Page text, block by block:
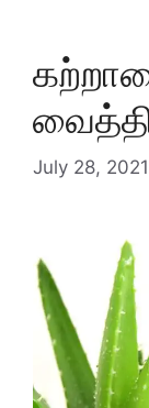
July 28, 2021